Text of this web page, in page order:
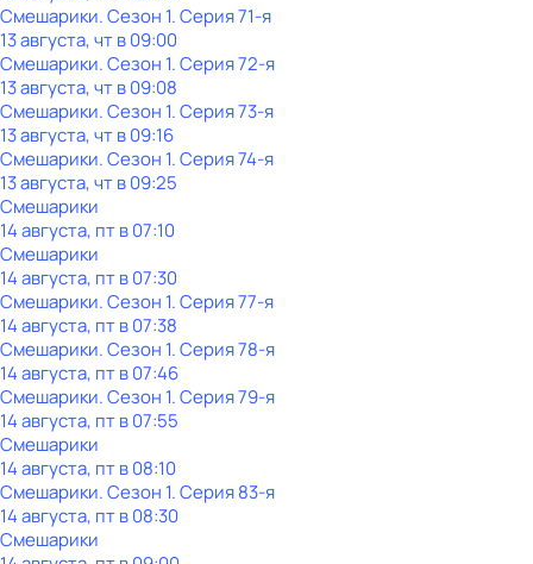
Смешарики. Сезон 1. Серия 71-я
13 августа, чт в 09:00
Смешарики. Сезон 1. Серия 72-я
13 августа, чт в 09:08
Смешарики. Сезон 1. Серия 73-я
13 августа, чт в 09:16
Смешарики. Сезон 1. Серия 74-я
13 августа, чт в 09:25
Смешарики
14 августа, пт в 07:10
Смешарики
14 августа, пт в 07:30
Смешарики. Сезон 1. Серия 77-я
14 августа, пт в 07:38
Смешарики. Сезон 1. Серия 78-я
14 августа, пт в 07:46
Смешарики. Сезон 1. Серия 79-я
14 августа, пт в 07:55
Смешарики
14 августа, пт в 08:10
Смешарики. Сезон 1. Серия 83-я
14 августа, пт в 08:30
Смешарики